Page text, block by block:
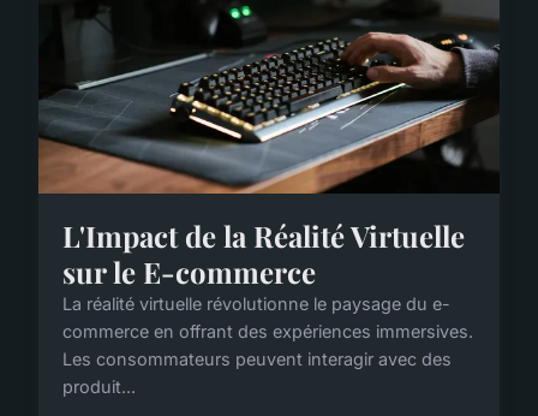
L'Impact de la Réalité Virtuelle
sur le E-commerce
La réalité virtuelle révolutionne le paysage du e-
commerce en offrant des expériences immersives.
Les consommateurs peuvent interagir avec des
produit...